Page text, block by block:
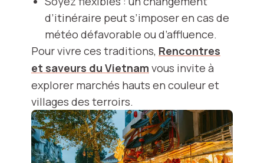
d’itinéraire peut s’imposer en cas de
météo défavorable ou d’affluence.
Pour vivre ces traditions, Rencontres
et saveurs du Vietnam vous invite à
explorer marchés hauts en couleur et
villages des terroirs.